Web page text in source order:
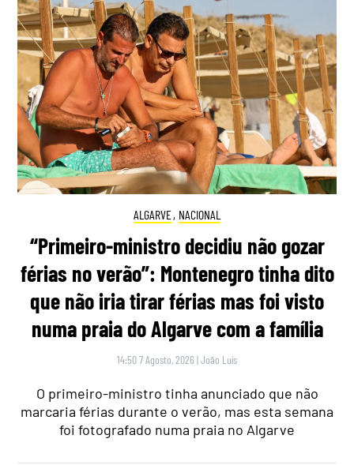
ALGARVE, NACIONAL
“Primeiro-ministro decidiu não gozar
férias no verão”: Montenegro tinha dito
que não iria tirar férias mas foi visto
numa praia do Algarve com a família
14:50 7 Agosto, 2026 |João Luís
O primeiro-ministro tinha anunciado que não
marcaria férias durante o verão, mas esta semana
foi fotografado numa praia no Algarve